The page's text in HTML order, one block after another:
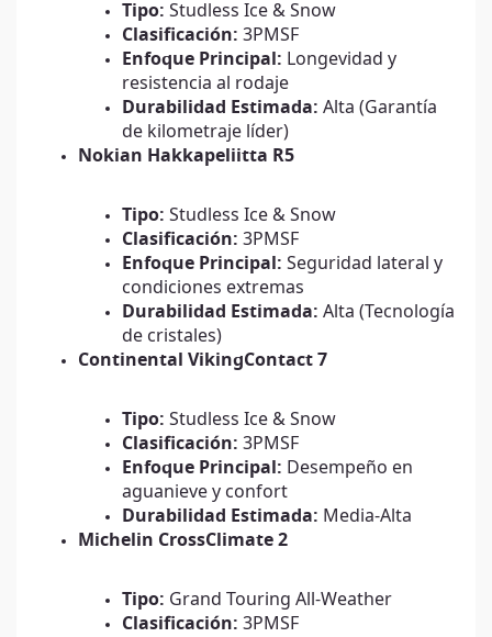
Tipo: Studless Ice & Snow
Clasificación: 3PMSF
Enfoque Principal: Longevidad y
resistencia al rodaje
Durabilidad Estimada: Alta (Garantía
de kilometraje líder)
Nokian Hakkapeliitta R5
Tipo: Studless Ice & Snow
Clasificación: 3PMSF
Enfoque Principal: Seguridad lateral y
condiciones extremas
Durabilidad Estimada: Alta (Tecnología
de cristales)
Continental VikingContact 7
Tipo: Studless Ice & Snow
Clasificación: 3PMSF
Enfoque Principal: Desempeño en
aguanieve y confort
Durabilidad Estimada: Media-Alta
Michelin CrossClimate 2
Tipo: Grand Touring All-Weather
Clasificación: 3PMSF